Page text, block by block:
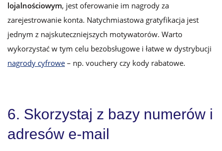
lojalnościowym, jest oferowanie im nagrody za
zarejestrowanie konta. Natychmiastowa gratyfikacja jest
jednym z najskuteczniejszych motywatorów. Warto
wykorzystać w tym celu bezobsługowe i łatwe w dystrybucji
nagrody cyfrowe – np. vouchery czy kody rabatowe.
6. Skorzystaj z bazy numerów i
adresów e-mail